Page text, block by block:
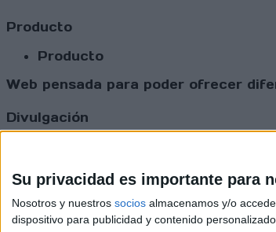
Su privacidad es importante para
Nosotros y nuestros socios almacenamos y/o
dispositivo para publicidad y contenido
Producto
Producto
Web pensada para poder ofrecer
Divulgación
Comunicados
Vídeos (on boards)
Redes Sociales